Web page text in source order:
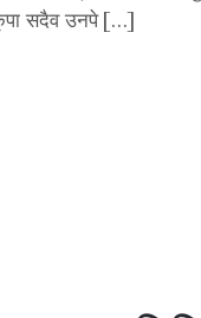
कृपा सदैव उनपे […]